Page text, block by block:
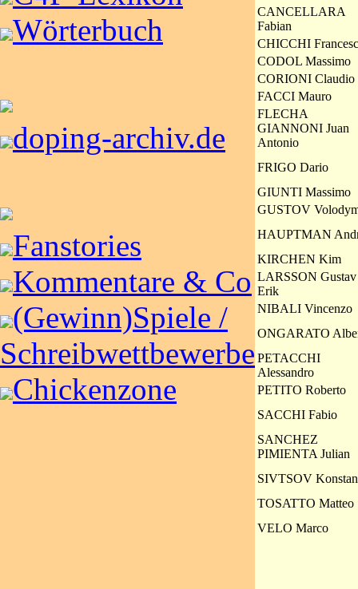
Wörterbuch
doping-archiv.de
Fanstories
Kommentare & Co
(Gewinn)Spiele /
Schreibwettbewerbe
Chickenzone
CANCELLARA
Fabian
CHICCHI
CODOL Massimo
CORIONI Claudio
FACCI Mauro
FLECHA
GIANNONI Juan
Antonio
FRIGO Dario
GIUNTI Massimo
GUSTOV
HAUPTMAN
KIRCHEN Kim
LARSSON Gustav
Erik
NIBALI Vincenzo
ONGARATO
PETACCHI
Alessandro
PETITO Roberto
SACCHI Fabio
SANCHEZ
PIMIENTA Julian
SIVTSOV
TOSATTO Matteo
VELO Marco